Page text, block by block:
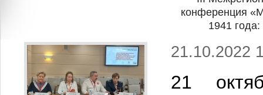
конференция
1941
21.10.2022
21